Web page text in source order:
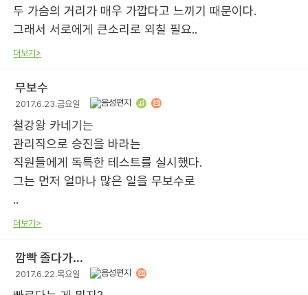
두 가슴의 거리가 매우 가깝다고 느끼기 때문이다.
그래서 서로에게 큰소리로 외칠 필요..
더보기>
무보수
2017.6.23.금요일
철강왕 카네기는
관리직으로 승진을 바라는
직원들에게 독특한 테스트를 실시했다.
그는 먼저 얼마나 많은 일을 무보수로
..
더보기>
깜빡 졸다가...
2017.6.22.목요일